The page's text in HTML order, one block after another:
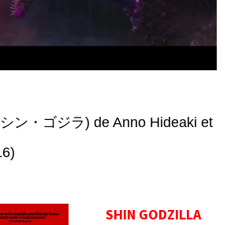
ン・ゴジラ) de Anno Hideaki et
SHIN GODZILLA